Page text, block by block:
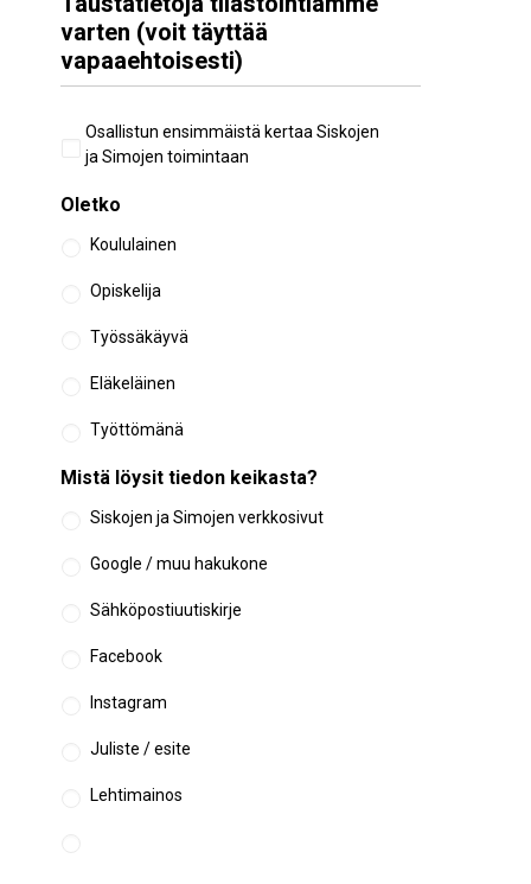
varten (voit täyttää
vapaaehtoisesti)
Aiempi
osallistuminen
Osallistun ensimmäistä kertaa Siskojen
ja Simojen toimintaan
Oletko
Koululainen
Opiskelija
Työssäkäyvä
Eläkeläinen
Työttömänä
Mistä löysit tiedon keikasta?
Siskojen ja Simojen verkkosivut
Google / muu hakukone
Sähköpostiuutiskirje
Facebook
Instagram
Juliste / esite
Lehtimainos